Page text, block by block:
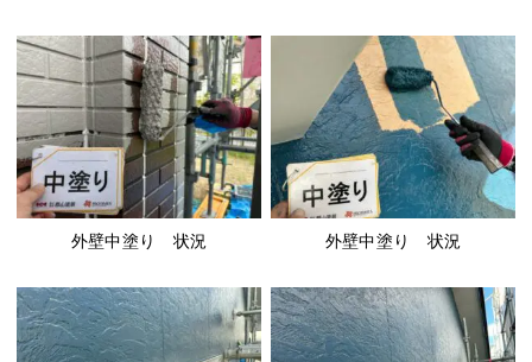
外壁中塗り 状況 外壁中塗り 状況